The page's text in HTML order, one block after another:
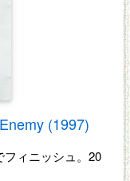
(1997)
フィニッシュ。20